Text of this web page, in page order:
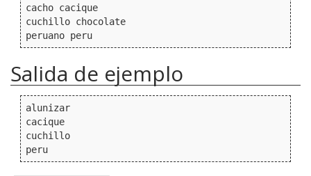
cacho cacique
cuchillo chocolate
Salida de ejemplo
alunizar
cacique
cuchillo